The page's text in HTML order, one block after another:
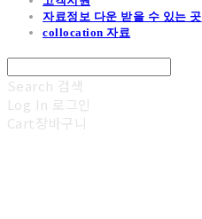
자료정보 다운 받을 수 있는 곳
collocation 자료
Search 검색
Log In 로그인
Cart장바구니